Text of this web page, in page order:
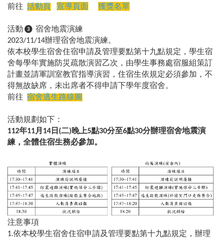
前往 活動頁 宣導頁面 獲獎名單
活動❸ 宿舍地震演練
2023/11/14辦理宿舍地震演練。
依本校學生宿舍住宿申請及管理要點第十九點規定，學生宿
舍每學年實施防災疏散演習乙次，由學生事務處宿服組策訂
計畫並請軍訓室教官指導演習，住宿生依規定必須參加，不
得無故缺席，未出席者不得申請下學年度宿舍。
前往 宿舍逃生路線圖
活動規劃如下：
112年11月14日(二)晚上5點30分至6點30分辦理宿舍地震演
練，全體住宿生務必參加。
注意事項
1.依本校學生宿舍住宿申請及管理要點第十九點規定，辦理